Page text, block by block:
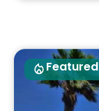
Featured